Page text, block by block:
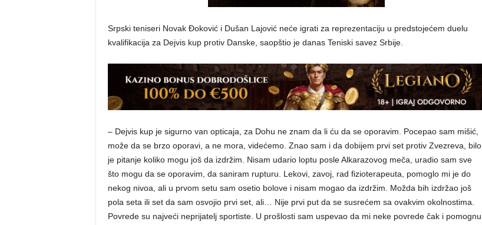
Srpski teniseri Novak Đoković i Dušan Lajović neće igrati za reprezentaciju u predstojećem duelu
kvalifikacija za Dejvis kup protiv Danske, saopštio je danas Teniski savez Srbije.
– Dejvis kup je sigurno van opticaja, za Dohu ne znam da li ću da se oporavim. Pocepao sam mišić,
može da se brzo oporavi, a ne mora, videćemo. Znao sam i da dobijem prvi set protiv Zvezreva, bilo
je pitanje koliko mogu još da izdržim. Nisam udario loptu posle Alkarazovog meča, uradio sam sve
što mogu da se oporavim, da saniram rupturu. Lekovi, zavoj, rad fizioterapeuta, pomoglo mi je do
nekog nivoa, ali u prvom setu sam osetio bolove i nisam mogao da izdržim. Možda bih izdržao još
pola seta ili set da sam osvojio prvi set, ali… Nije prvi put da se susrećem sa ovakvim okolnostima.
Povrede su najveći neprijatelj sportiste. U prošlosti sam uspevao da mi neke povrede čak i pomognu